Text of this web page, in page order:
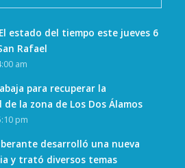
El estado del tiempo este jueves 6
Rafael
am
para recuperar la
la zona de Los Dos Álamos
pm
desarrolló una nueva
y trató diversos temas